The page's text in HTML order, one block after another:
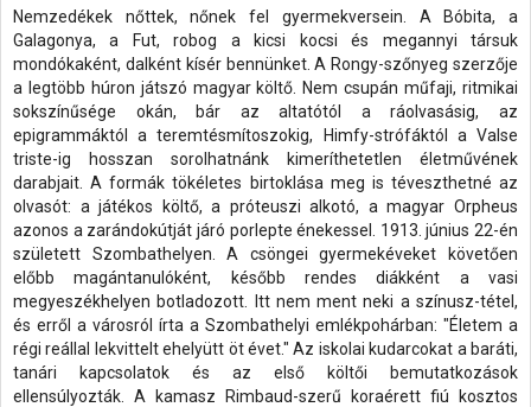
Nemzedékek nőttek, nőnek fel gyermekversein. A Bóbita, a
Galagonya, a Fut, robog a kicsi kocsi és megannyi társuk
mondókaként, dalként kísér bennünket. A Rongy-szőnyeg szerzője
a legtöbb húron játszó magyar költő. Nem csupán műfaji, ritmikai
sokszínűsége okán, bár az altatótól a ráolvasásig, az
epigrammáktól a teremtésmítoszokig, Himfy-strófáktól a Valse
triste-ig hosszan sorolhatnánk kimeríthetetlen életművének
darabjait. A formák tökéletes birtoklása meg is téveszthetné az
olvasót: a játékos költő, a próteuszi alkotó, a magyar Orpheus
azonos a zarándokútját járó porlepte énekessel. 1913. június 22-én
született Szombathelyen. A csöngei gyermekéveket követően
előbb magántanulóként, később rendes diákként a vasi
megyeszékhelyen botladozott. Itt nem ment neki a színusz-tétel,
és erről a városról írta a Szombathelyi emlékpohárban: "Életem a
régi reállal lekvittelt ehelyütt öt évet." Az iskolai kudarcokat a baráti,
tanári kapcsolatok és az első költői bemutatkozások
ellensúlyozták. A kamasz Rimbaud-szerű koraérett fiú kosztos